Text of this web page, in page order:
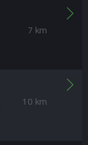
7 km
10 km